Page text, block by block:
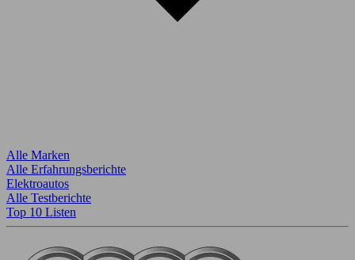
Alle Marken
Alle Erfahrungsberichte
Elektroautos
Alle Testberichte
Top 10 Listen